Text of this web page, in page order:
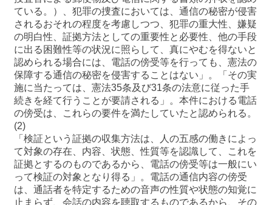
ている。）、犯罪の捜査においては、通信の秘密が侵害
されるおそれの程度を考慮しつつ、犯罪の重大性、嫌疑
の明白性、証拠方法としての重要性と必要性、他の手段
に出る困難性等の状況に照らして、真にやむを得ないと
認められる場合には、電話の傍受等を行っても、憲法の
保障する通信の秘密を侵害することはない」。「その実
施に当たっては、憲法35条及び31条の法意に従った手
続きを経て行うことが要請される」。本件における電話
の傍受は、これらの要件を満たしていたと認められる。
(2)
「検証という証拠の収集方法は、人の五感の働きによっ
て対象の存在、内容、状態、性質等を認識して、これを
証拠とするのものであるから、電話の傍受等は一般にい
って検証の対象となり得る」。電話の通信内容の傍受
は、通話者を特定するための音声の性質や状態の知覚に
止まらず、会話の内容を聴取するものであるから、その